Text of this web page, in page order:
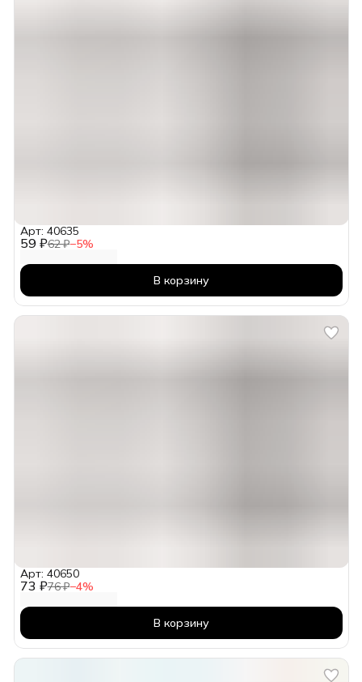
59 ₽62 ₽−5%
Арт: 40635
В корзину
73 ₽76 ₽−4%
Арт: 40650
В корзину